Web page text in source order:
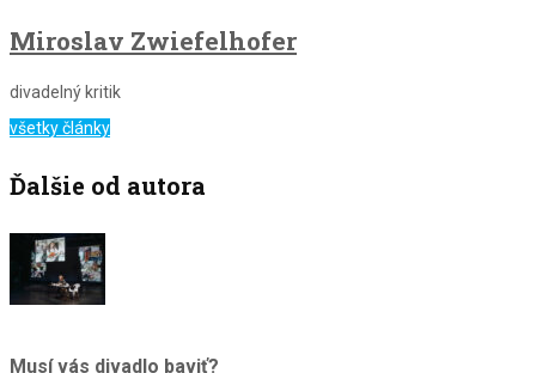
Miroslav Zwiefelhofer
divadelný kritik
všetky články
Ďalšie od autora
Musí vás divadlo baviť?